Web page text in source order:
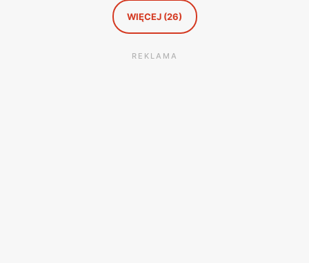
satysfakcję z zakupów.
WIĘCEJ (26)
REKLAMA